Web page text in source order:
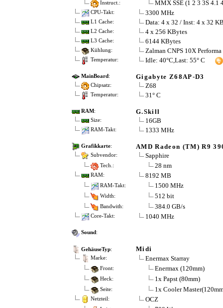
Instruct.: MMX SSE (1 2 3 3S 4.1
CPU-Takt: 3300 MHz
L1 Cache: Data: 4 x 32 / Inst: 4 x 32
L2 Cache: 4 x 256 KBytes
L3 Cache: 6144 KBytes
Kühlung: Zalman CNPS 10X Performa
Temperatur: Idle: 40°C,Last: 55° C
MainBoard: Gigabyte Z68AP-D3
Chipsatz: Z68
Temperatur: 31° C
RAM: G.Skill
Size: 16GB
RAM-Takt: 1333 MHz
Grafikkarte: AMD Radeon (TM) R9
Subvendor: Sapphire
Tech.: 28 nm
RAM: 8192 MB
RAM-Takt: 1500 MHz
Width: 512 bit
Bandwith: 384.0 GB/s
Core-Takt: 1040 MHz
Sound:
GehäuseTyp: Midi
Marke: Enermax Starray
Front: Enermax (120mm)
Heck: 1x Papst (80mm)
Seite: 1x Cooler
Netzteil: OCZ